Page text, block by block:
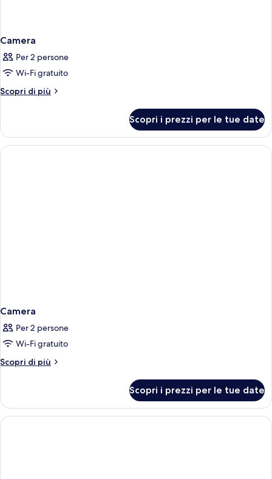
Camera
Per 2 persone
Wi-Fi gratuito
Scopri di più
Altri
Scopri i prezzi per le tue date
Camera
Per 2 persone
Wi-Fi gratuito
Scopri di più
Altri
Scopri i prezzi per le tue date